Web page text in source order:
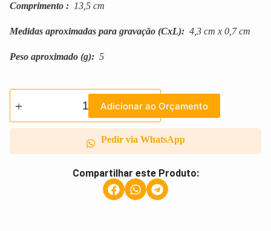
Comprimento : 13,5 cm
Medidas aproximadas para gravação (CxL): 4,3 cm x 0,7 cm
Peso aproximado (g): 5
Adicionar ao Orçamento
Pedir via WhatsApp
Compartilhar este Produto: